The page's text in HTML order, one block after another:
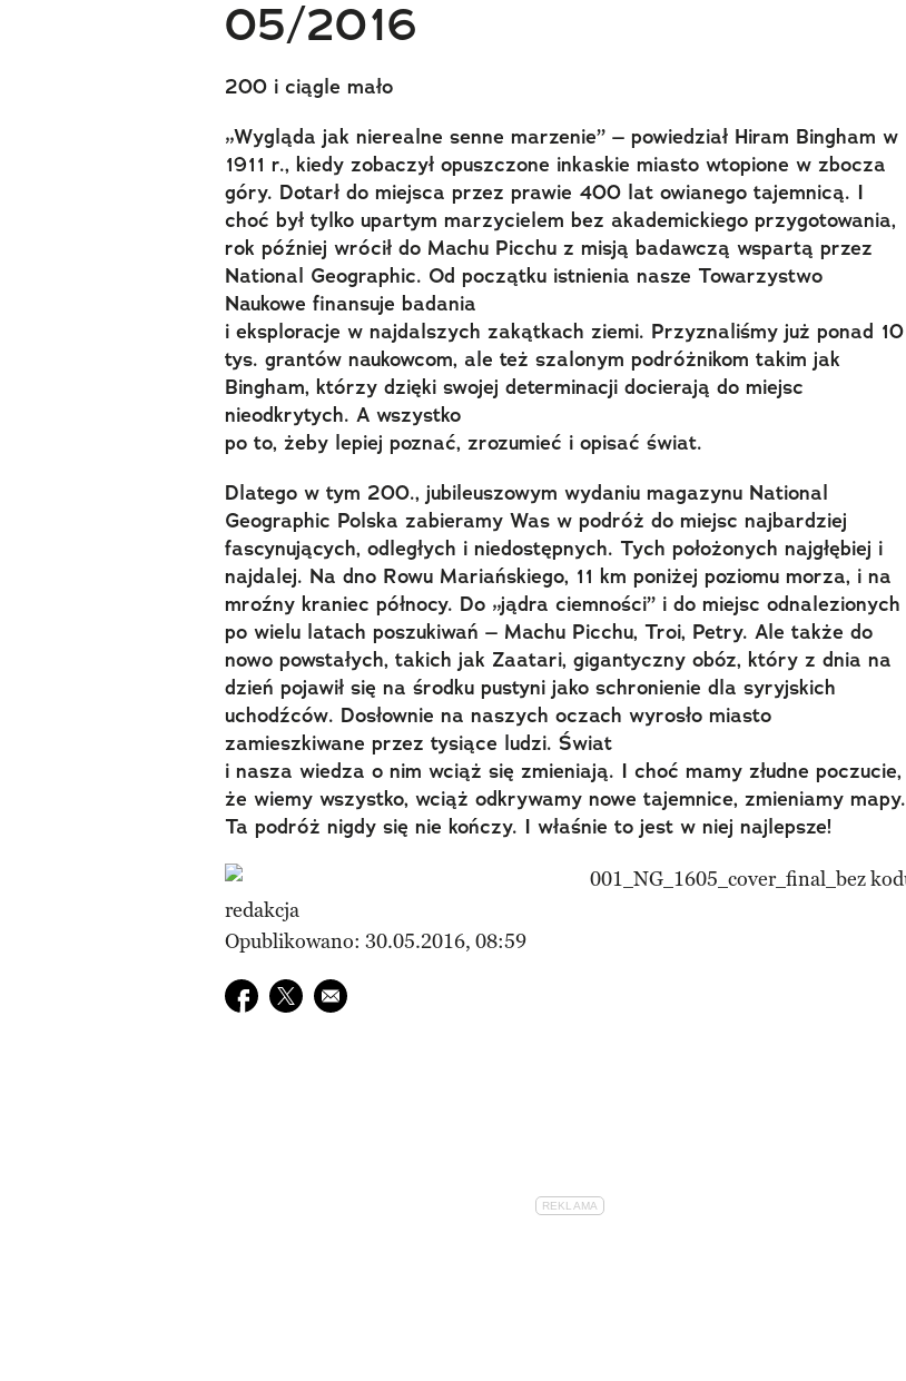
05/2016
200 i ciągle mało
„Wygląda jak nierealne senne marzenie” – powiedział Hiram Bingham w
1911 r., kiedy zobaczył opuszczone inkaskie miasto wtopione w zbocza
góry. Dotarł do miejsca przez prawie 400 lat owianego tajemnicą. I
choć był tylko upartym marzycielem bez akademickiego przygotowania,
rok później wrócił do Machu Picchu z misją badawczą wspartą przez
National Geographic. Od początku istnienia nasze Towarzystwo
Naukowe finansuje badania
i eksploracje w najdalszych zakątkach ziemi. Przyznaliśmy już ponad 10
tys. grantów naukowcom, ale też szalonym podróżnikom takim jak
Bingham, którzy dzięki swojej determinacji docierają do miejsc
nieodkrytych. A wszystko
po to, żeby lepiej poznać, zrozumieć i opisać świat.
Dlatego w tym 200., jubileuszowym wydaniu magazynu National
Geographic Polska zabieramy Was w podróż do miejsc najbardziej
fascynujących, odległych i niedostępnych. Tych położonych najgłębiej i
najdalej. Na dno Rowu Mariańskiego, 11 km poniżej poziomu morza, i na
mroźny kraniec północy. Do „jądra ciemności” i do miejsc odnalezionych
po wielu latach poszukiwań – Machu Picchu, Troi, Petry. Ale także do
nowo powstałych, takich jak Zaatari, gigantyczny obóz, który z dnia na
dzień pojawił się na środku pustyni jako schronienie dla syryjskich
uchodźców. Dosłownie na naszych oczach wyrosło miasto
zamieszkiwane przez tysiące ludzi. Świat
i nasza wiedza o nim wciąż się zmieniają. I choć mamy złudne poczucie,
że wiemy wszystko, wciąż odkrywamy nowe tajemnice, zmieniamy mapy.
Ta podróż nigdy się nie kończy. I właśnie to jest w niej najlepsze!
redakcja
Opublikowano: 30.05.2016, 08:59
Udostępnij na facebook
Udostępnij na twitter
E-mail do przyjaciela